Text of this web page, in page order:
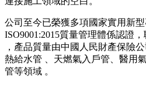
公司至今已榮獲多項國家實用新型
ISO9001:2015質量管理體係認證
，產品質量由中國人民財產保險公
熱給水管 、天燃氣入戶管、醫
管等領域 。